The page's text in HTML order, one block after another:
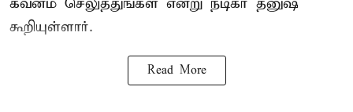
கவனம் செலுத்துங்கள் என்று நடிகர் தனுஷ்
கூறியுள்ளார்.
Read More